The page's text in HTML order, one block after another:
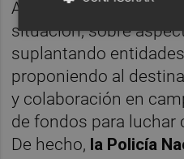
Administraciones
situación, sobre
suplantando
proponiendo al
y colaboración en
de fondos para luchar
De hecho, la Policía